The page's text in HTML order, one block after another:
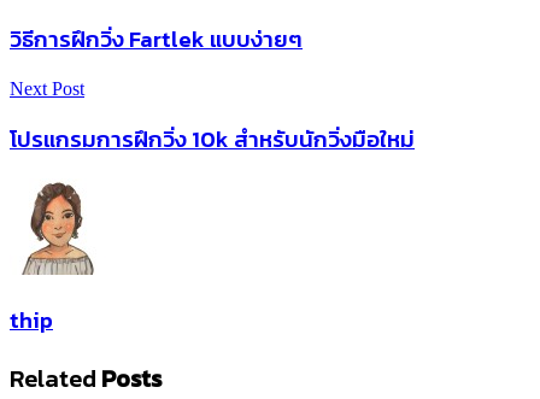
วิธีการฝึกวิ่ง Fartlek แบบง่ายๆ
Next Post
โปรแกรมการฝึกวิ่ง 10k สำหรับนักวิ่งมือใหม่
thip
Related Posts